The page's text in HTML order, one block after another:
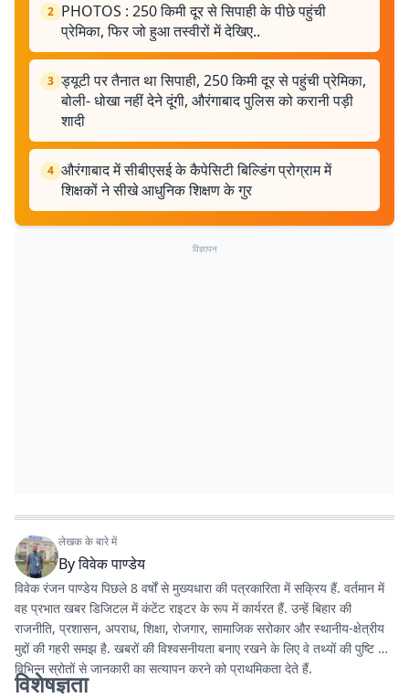
2 PHOTOS : 250 किमी दूर से सिपाही के पीछे पहुंची
प्रेमिका, फिर जो हुआ तस्वीरों में देखिए..
3 ड्यूटी पर तैनात था सिपाही, 250 किमी दूर से पहुंची प्रेमिका,
बोली- धोखा नहीं देने दूंगी, औरंगाबाद पुलिस को करानी पड़ी
शादी
4 औरंगाबाद में सीबीएसई के कैपेसिटी बिल्डिंग प्रोग्राम में
शिक्षकों ने सीखे आधुनिक शिक्षण के गुर
विज्ञापन
लेखक के बारे में
Byविवेक पाण्डेय
विवेक रंजन पाण्डेय पिछले 8 वर्षों से मुख्यधारा की पत्रकारिता में सक्रिय हैं. वर्तमान में
वह प्रभात खबर डिजिटल में कंटेंट राइटर के रूप में कार्यरत हैं. उन्हें बिहार की
राजनीति, प्रशासन, अपराध, शिक्षा, रोजगार, सामाजिक सरोकार और स्थानीय-क्षेत्रीय
मुद्दों की गहरी समझ है. खबरों की विश्वसनीयता बनाए रखने के लिए वे तथ्यों की पुष्टि और
विभिन्न स्रोतों से जानकारी का सत्यापन करने को प्राथमिकता देते हैं.
विशेषज्ञता